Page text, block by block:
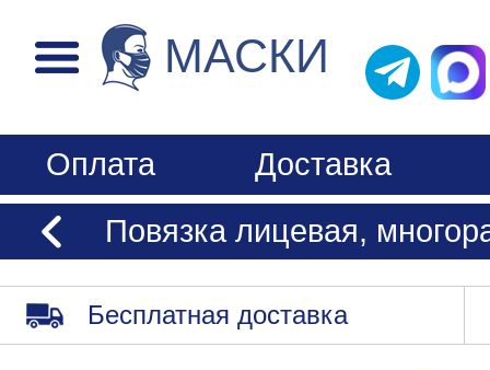
МАСКИ
Оплата
Доставка
Повязка лицевая,
Бесплатная доставка